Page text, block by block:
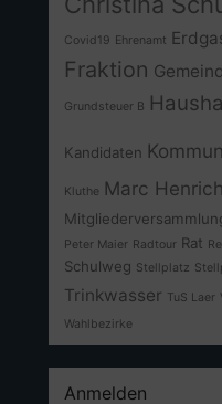
Covid19 Ehrenamt
Fraktion
Grundsteuer B
Kandidaten
Kluthe Marc
Peter Maier Radtour Rat
Schulweg Stellplatz
Trinkwasser TuS Laer
Wahlbezirke
Anmelden